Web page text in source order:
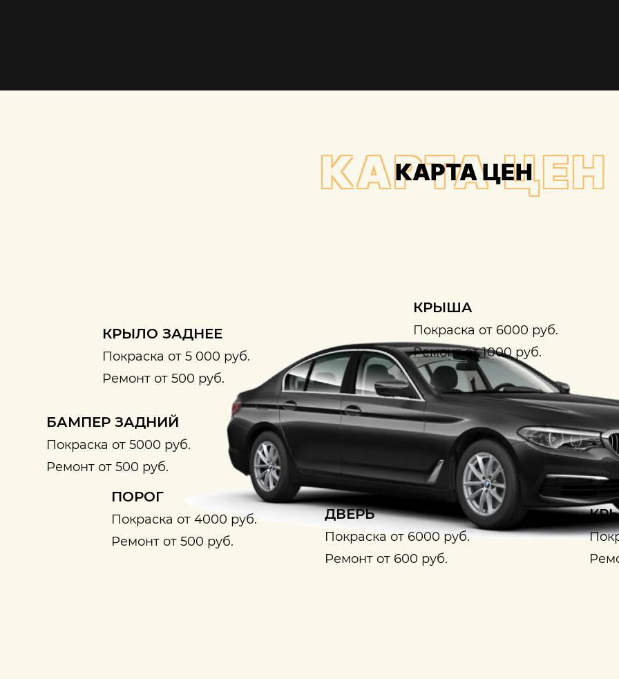
КАРТА ЦЕН
КАРТА ЦЕН
КРЫША
Покраска от 6000 руб.
Ремонт от 1000 руб.
КРЫЛО ЗАДНЕЕ
Покраска от 5 000 руб.
Ремонт от 500 руб.
БАМПЕР ЗАДНИЙ
Покраска от 5000 руб.
Ремонт от 500 руб.
ПОРОГ
Покраска от 4000 руб.
Ремонт от 500 руб.
ДВЕРЬ
Покраска от 6000 руб.
Ремонт от 600 руб.